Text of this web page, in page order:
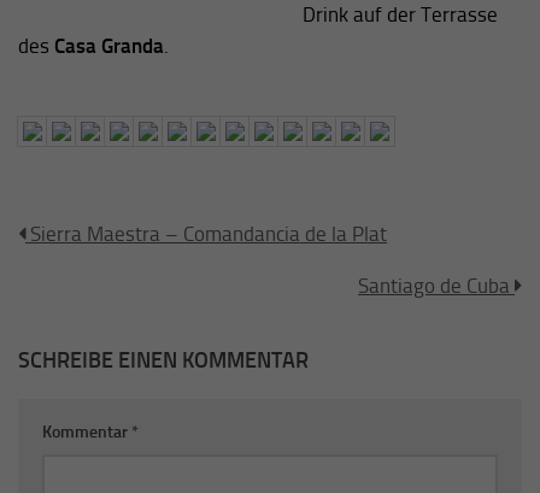
Drink auf der Terrasse
des Casa Granda
Sierra Maestra – Comandancia de la Plat
Santiago de Cuba
SCHREIBE EINEN KOMMENTAR
Kommentar *